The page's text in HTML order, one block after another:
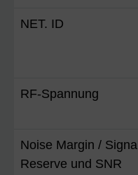
NET. ID
RF-Spannung
Noise Margin / Signal
Reserve und SNR